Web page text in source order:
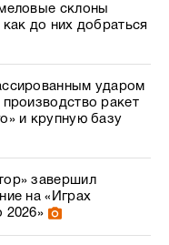
склоны
до них добраться
ударом
производство ракет
и крупную базу
завершил
на «Играх
2026»